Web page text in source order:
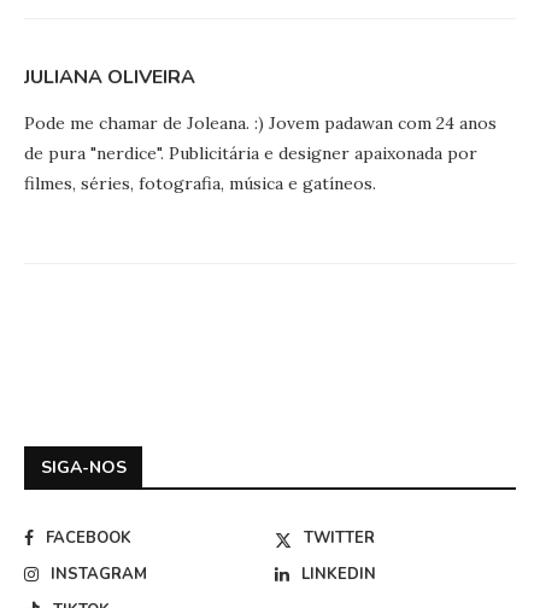
JULIANA OLIVEIRA
Pode me chamar de Joleana. :) Jovem padawan com 24 anos
de pura "nerdice". Publicitária e designer apaixonada por
filmes, séries, fotografia, música e gatíneos.
SIGA-NOS
FACEBOOK
TWITTER
INSTAGRAM
LINKEDIN